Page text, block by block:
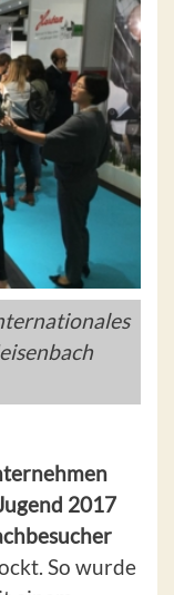
2017
So wurde